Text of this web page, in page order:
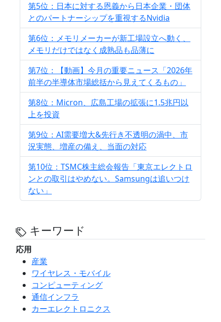
第5位：日本に対する恩義から日本企業・団体
とのパートナーシップを重視するNvidia
第6位：メモリメーカーが新工場設立へ動く、
メモリだけではなく成熟品も品薄に
第7位：【動画】今月の重要ニュース「2026年
前半の半導体市場総括から見えてくるもの」
第8位：Micron、広島工場の拡張に1.5兆円以
上を投資
第9位：AI需要増大&先行き不透明の渦中、市
況実態、増産の備え、当面の対応
第10位：TSMC株主総会報告「東京エレクトロ
ンとの取引はやめない。Samsungは追いつけ
ない」
キーワード
応用
産業
ワイヤレス・モバイル
コンピューティング
通信インフラ
カーエレクトロニクス